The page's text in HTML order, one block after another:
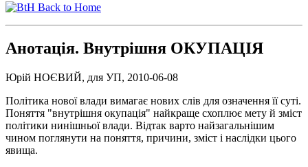
Back to Home
Анотація. Внутрішня ОКУПАЦІЯ
Юрій НОЄВИЙ, для УП, 2010-06-08
Політика нової влади вимагає нових слів для означення її суті.
Поняття "внутрішня окупація" найкраще схоплює мету й зміст
політики нинішньої влади. Відтак варто найзагальнішим
чином поглянути на поняття, причини, зміст і наслідки цього
явища.